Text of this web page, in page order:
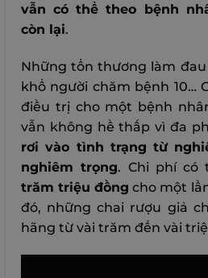
vẫn có thể theo bệnh
còn lại.
Những tổn thương làm đau
khổ người chăm bệnh 10…
điều trị cho một bệnh
vẫn không hề thấp vì đa
rơi vào tình trạng từ
nghiêm trọng. Chi phí có
trăm triệu đồng cho một
đó, những chai rượu giả
hãng từ vài trăm đến vài